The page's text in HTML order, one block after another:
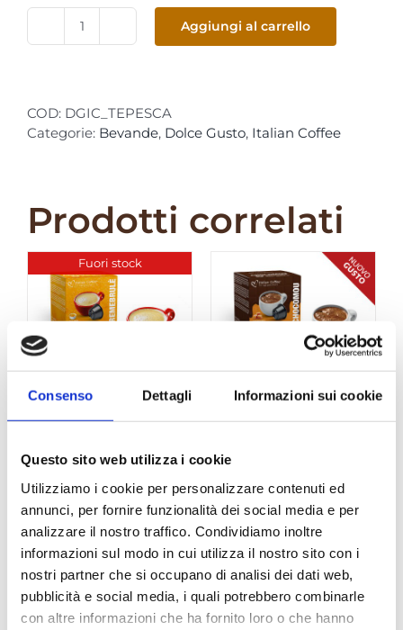
Consenso Dettagli Informazioni sui cookie
Questo sito web utilizza i cookie
Utilizziamo i cookie per personalizzare contenuti ed
annunci, per fornire funzionalità dei social media e per
analizzare il nostro traffico. Condividiamo inoltre
informazioni sul modo in cui utilizza il nostro sito con i
nostri partner che si occupano di analisi dei dati web,
pubblicità e social media, i quali potrebbero combinarle
con altre informazioni che ha fornito loro o che hanno
DolceGusto
Pesca
16
Aggiungi al carrello
COD: DGIC_TEPESCA
Categorie: Bevande, Dolce Gusto, Italian Coffee
Prodotti correlati
Fuori stock
ItalianCoffee
CremeBrule 16
capsule
€4,00
ItalianCoffee
“ChocoMou”
Cioccolato,Mou
e Vaniglia 16
capsule
€ 4,00